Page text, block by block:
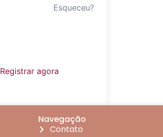
Esqueceu?
Registrar agora
Navegação
Contato